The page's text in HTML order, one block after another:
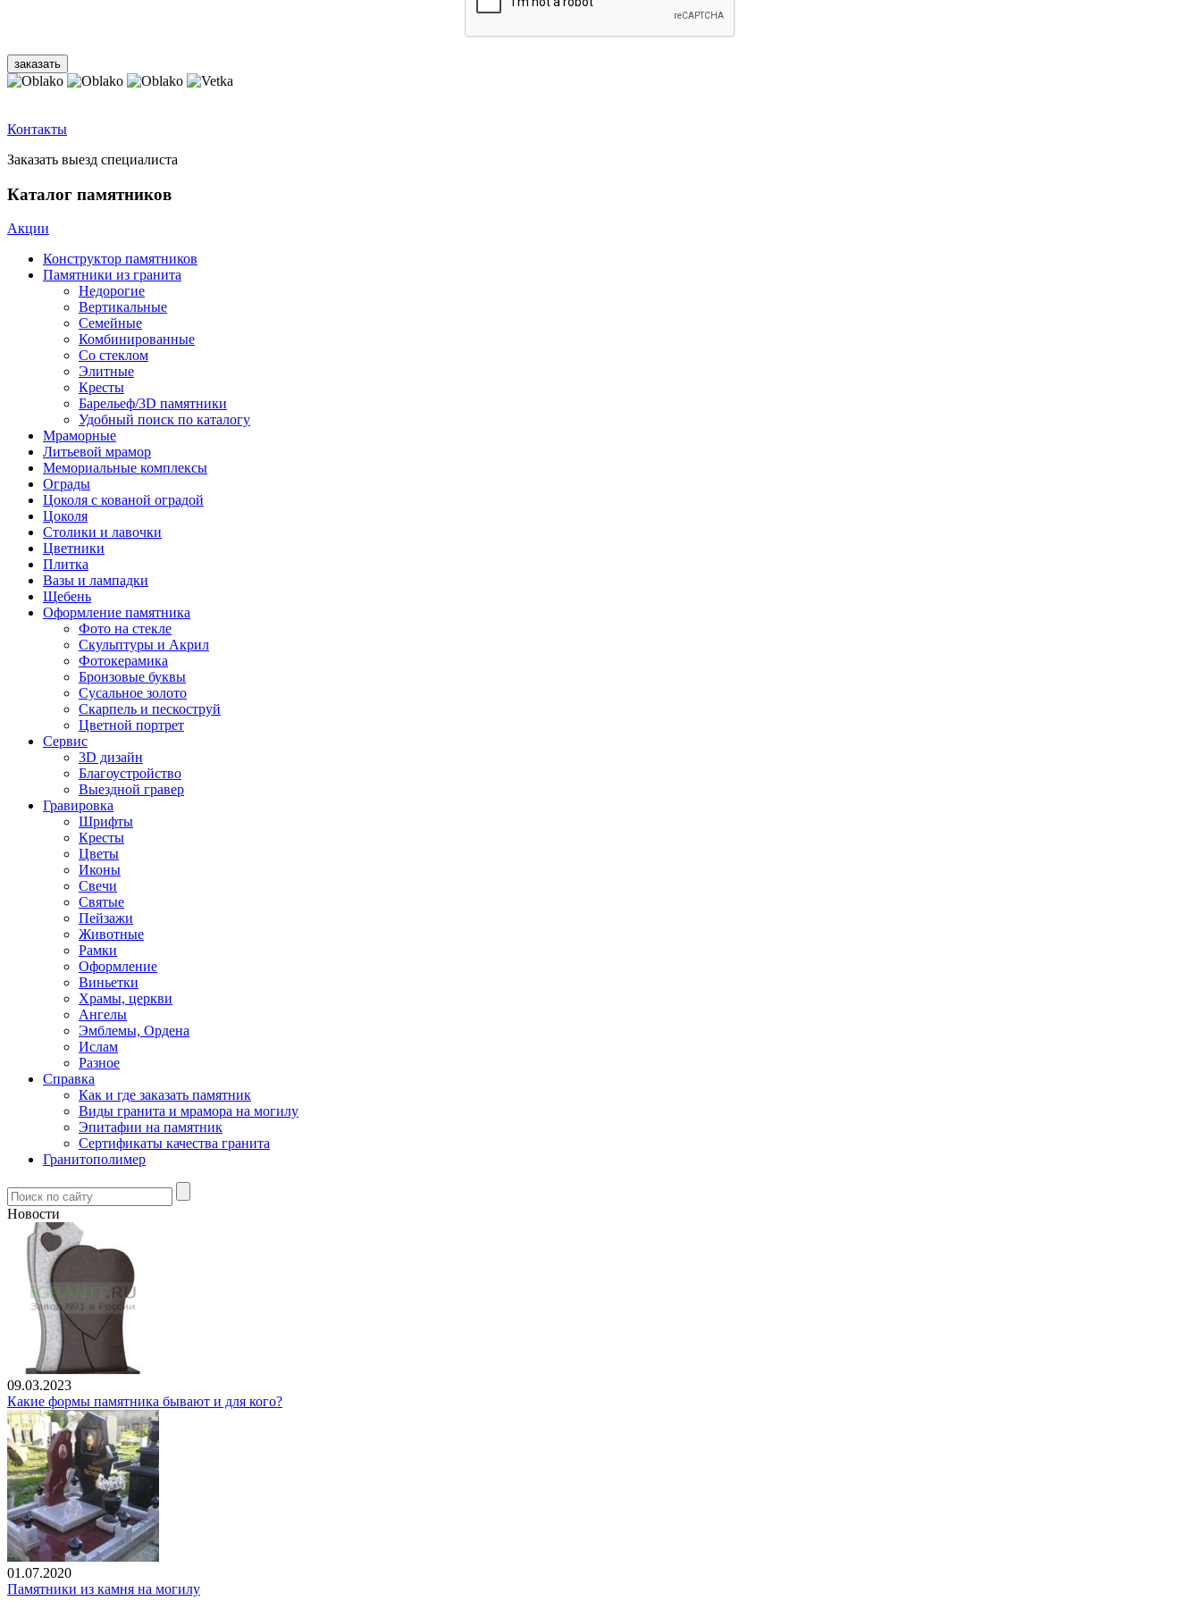
Контакты
Заказать выезд специалиста
Каталог памятников
Акции
Конструктор памятников
Памятники из гранита
Недорогие
Вертикальные
Семейные
Комбинированные
Со стеклом
Элитные
Кресты
Барельеф/3D памятники
Удобный поиск по каталогу
Мраморные
Литьевой мрамор
Мемориальные комплексы
Ограды
Цоколя с кованой оградой
Цоколя
Столики и лавочки
Цветники
Плитка
Вазы и лампадки
Щебень
Оформление памятника
Фото на стекле
Скульптуры и Акрил
Фотокерамика
Бронзовые буквы
Сусальное золото
Скарпель и пескоструй
Цветной портрет
Сервис
3D дизайн
Благоустройство
Выездной гравер
Гравировка
Шрифты
Кресты
Цветы
Иконы
Свечи
Святые
Пейзажи
Животные
Рамки
Оформление
Виньетки
Храмы, церкви
Ангелы
Эмблемы, Ордена
Ислам
Разное
Справка
Как и где заказать памятник
Виды гранита и мрамора на могилу
Эпитафии на памятник
Сертификаты качества гранита
Гранитополимер
Новости
09.03.2023
Какие формы памятника бывают и для кого?
01.07.2020
Памятники из камня на могилу